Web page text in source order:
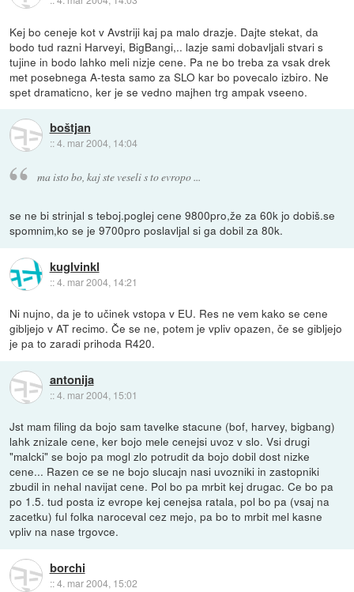
Kej bo ceneje kot v Avstriji kaj pa malo drazje. Dajte stekat, da
bodo tud razni Harveyi, BigBangi,.. lazje sami dobavljali stvari s
tujine in bodo lahko meli nizje cene. Pa ne bo treba za vsak drek
met posebnega A-testa samo za SLO kar bo povecalo izbiro. Ne
spet dramaticno, ker je se vedno majhen trg ampak vseeno.
boštjan
::4. mar 2004, 14:04
ma isto bo, kaj ste veseli s to evropo ...
se ne bi strinjal s teboj.poglej cene 9800pro,že za 60k jo dobiš.se
spomnim,ko se je 9700pro poslavljal si ga dobil za 80k.
kuglvinkl
::4. mar 2004, 14:21
Ni nujno, da je to učinek vstopa v EU. Res ne vem kako se cene
gibljejo v AT recimo. Če se ne, potem je vpliv opazen, če se gibljejo
je pa to zaradi prihoda R420.
antonija
::4. mar 2004, 15:01
Jst mam filing da bojo sam tavelke stacune (bof, harvey, bigbang)
lahk znizale cene, ker bojo mele cenejsi uvoz v slo. Vsi drugi
"malcki" se bojo pa mogl zlo potrudit da bojo dobil dost nizke
cene... Razen ce se ne bojo slucajn nasi uvozniki in zastopniki
zbudil in nehal navijat cene. Pol bo pa mrbit kej drugac. Ce bo pa
po 1.5. tud posta iz evrope kej cenejsa ratala, pol bo pa (vsaj na
zacetku) ful folka naroceval cez mejo, pa bo to mrbit mel kasne
vpliv na nase trgovce.
borchi
::4. mar 2004, 15:02